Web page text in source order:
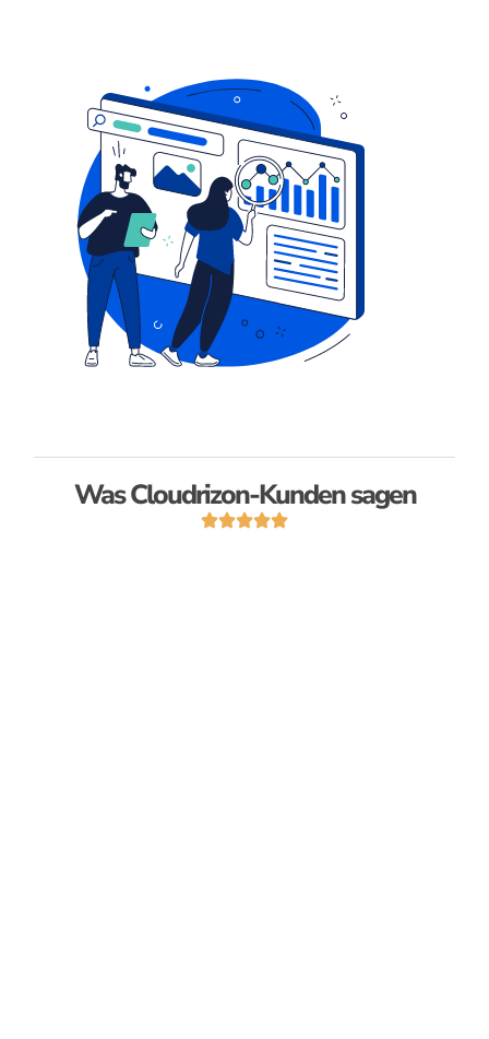
Was Cloudrizon-Kunden sagen